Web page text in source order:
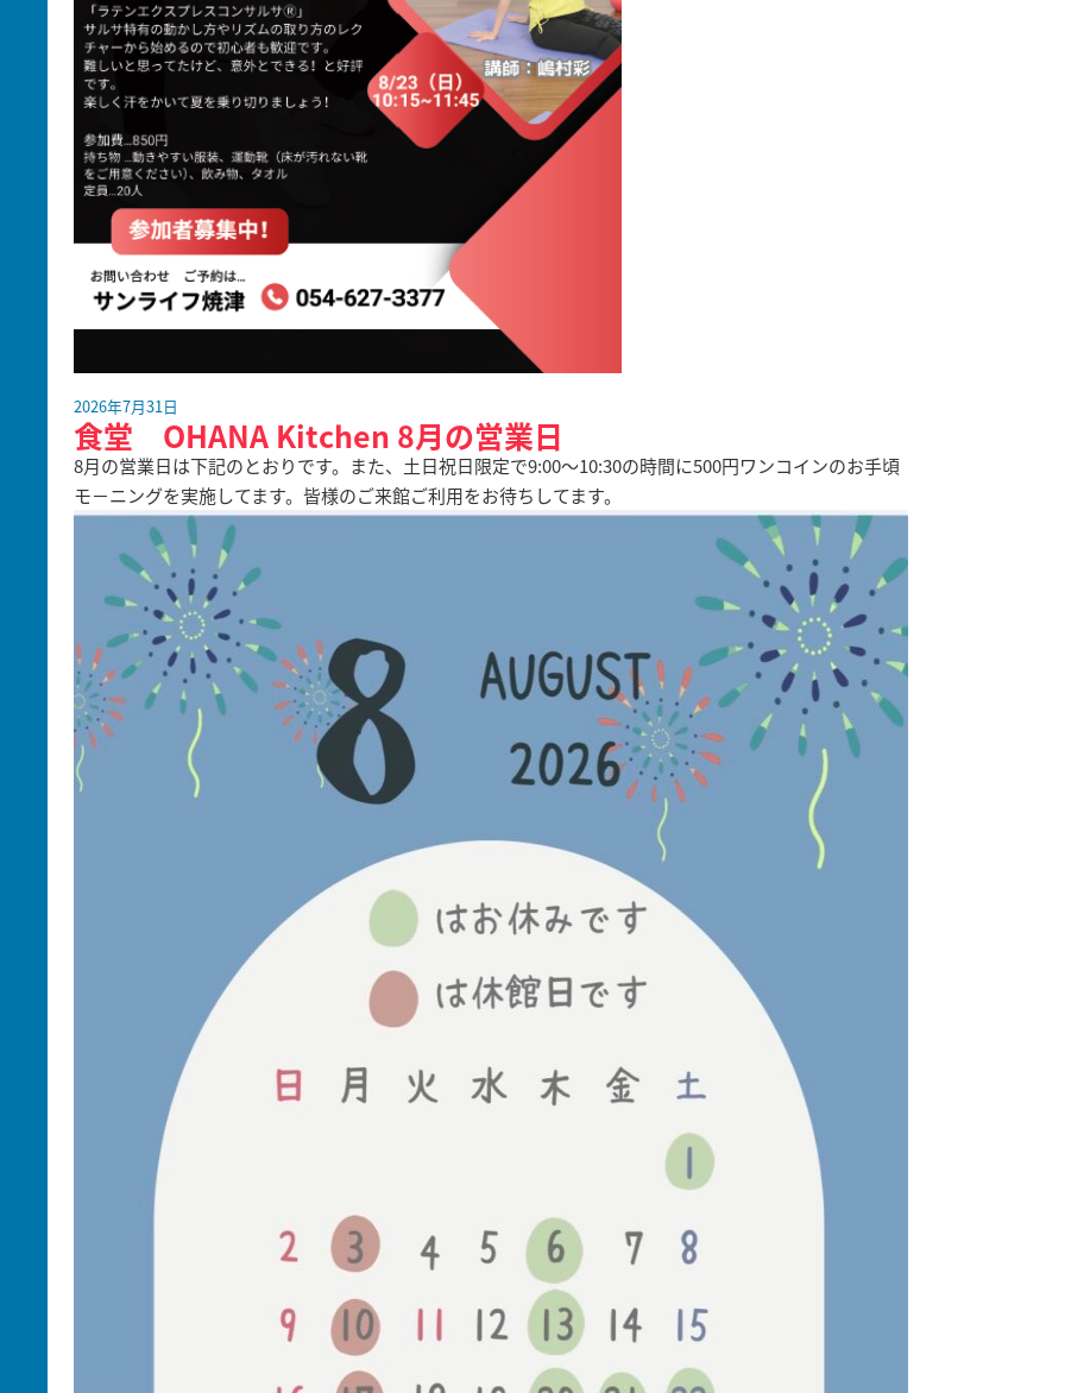
2026年7月31日
食堂 OHANA Kitchen 8月の営業日
8月の営業日は下記のとおりです。また、土日祝日限定で9:00～10:30の時間に500円ワンコインのお手頃
モ－ニングを実施してます。皆様のご来館ご利用をお待ちしてます。